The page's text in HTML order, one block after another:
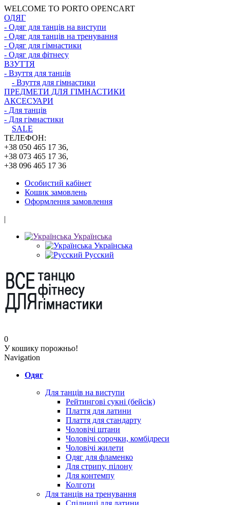
WELCOME TO PORTO OPENCART
ОДЯГ
- Одяг для танців на виступи
- Одяг для танців на тренування
- Одяг для гімнастики
- Одяг для фітнесу
ВЗУТТЯ
- Взуття для танців
- Взуття для гімнастики
ПРЕДМЕТИ ДЛЯ ГІМНАСТИКИ
АКСЕСУАРИ
- Для танців
- Для гімнастики
SALE
ТЕЛЕФОН:
+38 050 465 17 36,
+38 073 465 17 36,
+38 096 465 17 36
Особистий кабінет
Кошик замовлень
Оформлення замовлення
|
Українська
Українська
Русский
0
У кошику порожньо!
Navigation
Одяг
Для танців на виступи
Рейтингові сукні (бейсік)
Плаття для латини
Плаття для стандарту
Чоловічі штани
Чоловічі сорочки, комбідреси
Чоловічі жилети
Одяг для фламенко
Для стрипу, пілону
Для контемпу
Колготи
Для танців на тренування
Спідниці для латини